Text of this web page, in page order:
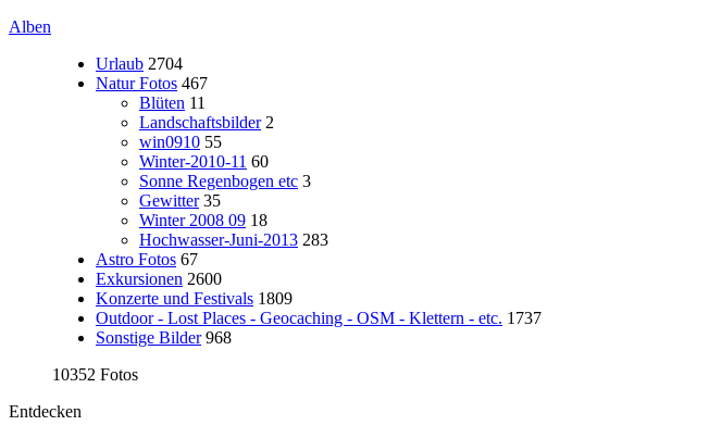
Alben
Urlaub 2704
Natur Fotos 467
Blüten 11
Landschaftsbilder 2
win0910 55
Winter-2010-11 60
Sonne Regenbogen etc 3
Gewitter 35
Winter 2008 09 18
Hochwasser-Juni-2013 283
Astro Fotos 67
Exkursionen 2600
Konzerte und Festivals 1809
Outdoor - Lost Places - Geocaching - OSM - Klettern - etc. 1737
Sonstige Bilder 968
10352 Fotos
Entdecken